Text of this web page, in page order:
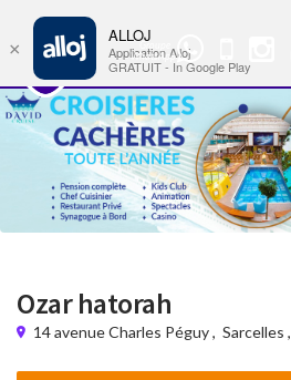
Groupe
WhatsApp
Ozar hatorah
14 avenue Charles Péguy, Sarcelles ,
×
ALLOJ
Application Alloj
GRATUIT - In Google Play